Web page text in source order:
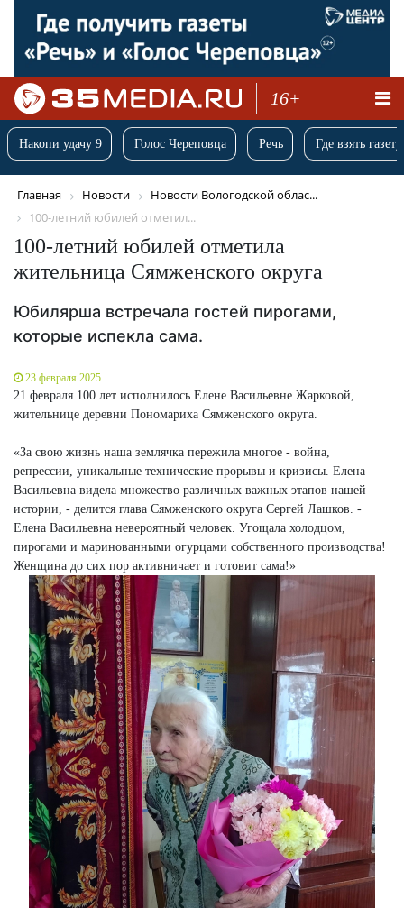
16+
Накопи удачу 9 Голос Череповца Речь Где взять
Главная Новости
Новости Вологодской облас...
100-летний юбилей отметил...
100-летний юбилей отметила
жительница Сямженского округа
Юбилярша встречала гостей пирогами,
которые испекла сама.
23 февраля 2025
21 февраля 100 лет исполнилось Елене Васильевне Жарковой,
жительнице деревни Пономариха Сямженского округа.
«За свою жизнь наша землячка пережила многое - война,
репрессии, уникальные технические прорывы и кризисы. Елена
Васильевна видела множество различных важных этапов нашей
истории, - делится глава Сямженского округа Сергей Лашков. -
Елена Васильевна невероятный человек. Угощала холодцом,
пирогами и маринованными огурцами собственного производства!
Женщина до сих пор активничает и готовит сама!»